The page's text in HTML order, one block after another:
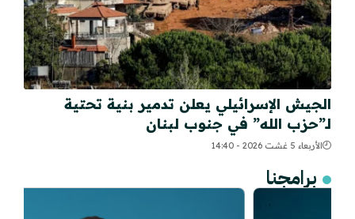
الجيش الإسرائيلي يعلن تدمير بنية تحتية
لـ”حزب الله” في جنوب لبنان
الأربعاء 5 غشت 2026 - 14:40
برامجنا